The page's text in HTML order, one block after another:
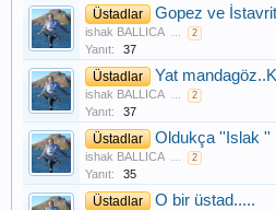
Üstadlar Gopez ve
ishak BALLICA ... 2
Yanıt: 37
Üstadlar Yat
ishak BALLICA ... 2
Yanıt: 37
Üstadlar Oldukça ''Islak ''
ishak BALLICA ... 2
Yanıt: 35
Üstadlar O bir üstad.....